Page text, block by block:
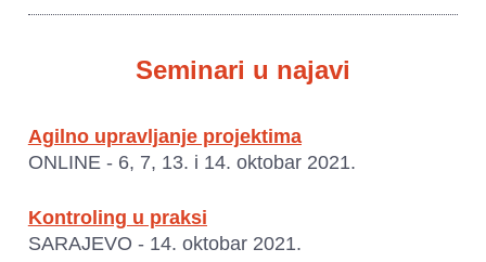
Seminari u najavi
Agilno upravljanje projektima
ONLINE - 6, 7, 13. i 14. oktobar 2021.
Kontroling u praksi
SARAJEVO - 14. oktobar 2021.